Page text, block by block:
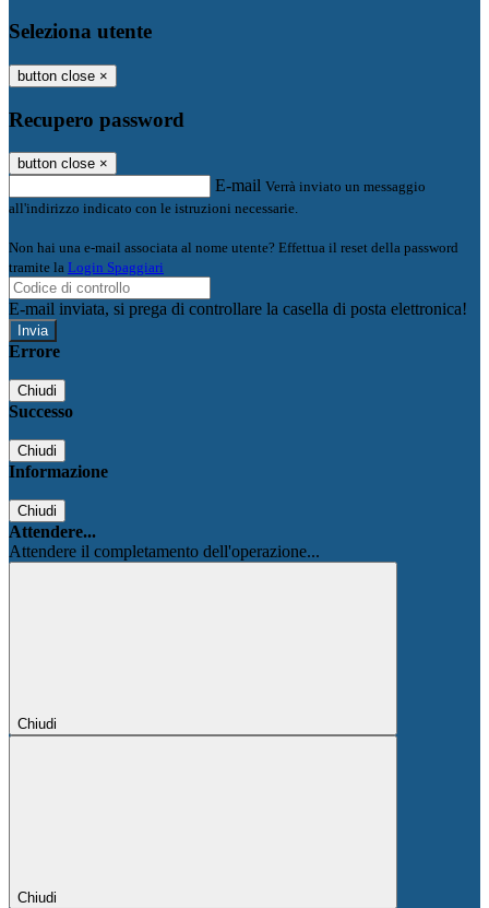
Seleziona utente
button close ×
Recupero password
button close ×
E-mail Verrà inviato un messaggio
all'indirizzo indicato con le istruzioni necessarie.
Non hai una e-mail associata al nome utente? Effettua il reset della password
tramite la Login Spaggiari
E-mail inviata, si prega di controllare la casella di posta elettronica!
Errore
Chiudi
Successo
Chiudi
Informazione
Chiudi
Attendere...
Attendere il completamento dell'operazione...
Chiudi
Chiudi